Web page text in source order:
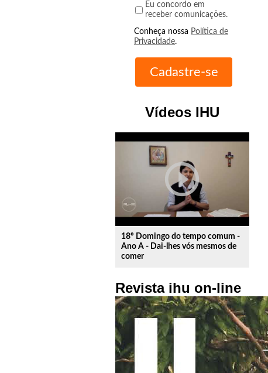
Eu concordo em
receber comunicações.
Conheça nossa Política de
Privacidade.
Vídeos IHU
play_circle_outline
18º Domingo do tempo comum -
Ano A - Dai-lhes vós mesmos de
comer
Revista ihu on-line